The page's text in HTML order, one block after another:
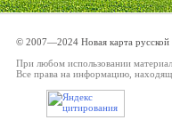
© 2007—2024 Новая карта русской
При любом использовании
Все права на информацию,